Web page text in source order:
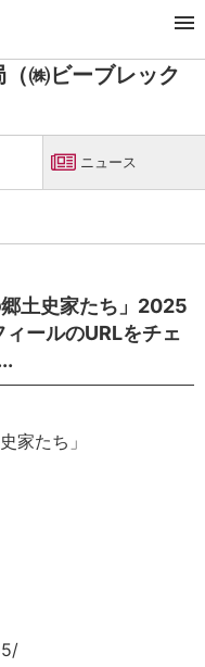
ら編集局（㈱ビーブレックス）
㈱ビーブレック
ニュース
土史家たち」2025
ールのURLをチェ
家たち」